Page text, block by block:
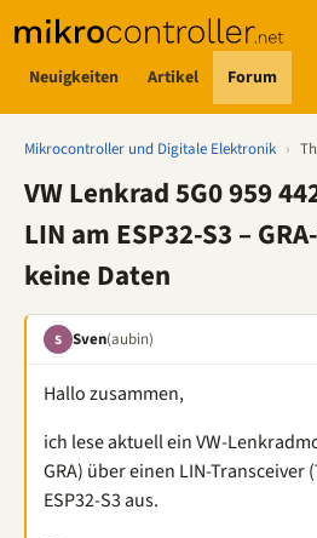
Neuigkeiten Artikel Forum
Mikrocontroller und Digitale Elektronik ›
VW Lenkrad 5G0 959
LIN am ESP32-S3 –
keine Daten
S Sven(aubin)
Hallo zusammen,
ich lese aktuell ein VW-
GRA) über einen LIN-Transceiver
ESP32-S3 aus.